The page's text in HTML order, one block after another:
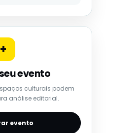
+
evento
culturais podem
análise editorial.
evento